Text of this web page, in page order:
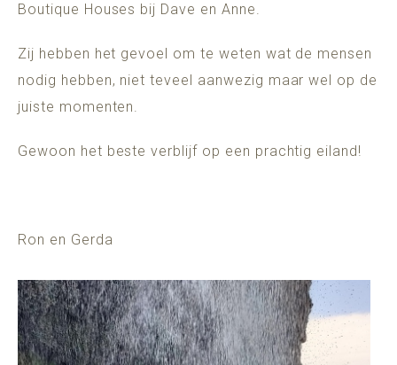
Boutique Houses bij Dave en Anne.
Zij hebben het gevoel om te weten wat de mensen
nodig hebben, niet teveel aanwezig maar wel op de
juiste momenten.
Gewoon het beste verblijf op een prachtig eiland!
Ron en Gerda